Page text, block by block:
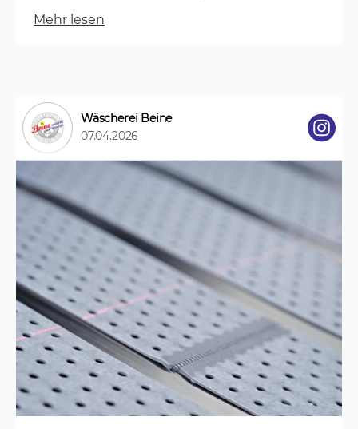
Mehr lesen
Wäscherei Beine
07.04.2026